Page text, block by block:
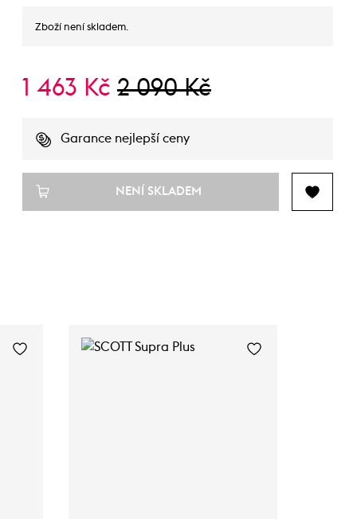
Zboží není skladem.
1 463 Kč 2 090 Kč
Garance nejlepší ceny
NENÍ SKLADEM